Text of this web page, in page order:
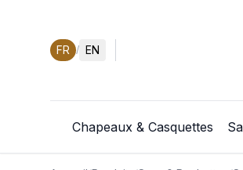
FR / EN
Chapeaux & Casquettes